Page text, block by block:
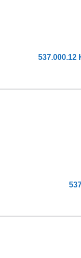
537.000.12